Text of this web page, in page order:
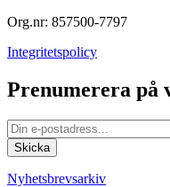
Org.nr: 857500-7797
Integritetspolicy
Prenumerera på
Nyhetsbrevsarkiv